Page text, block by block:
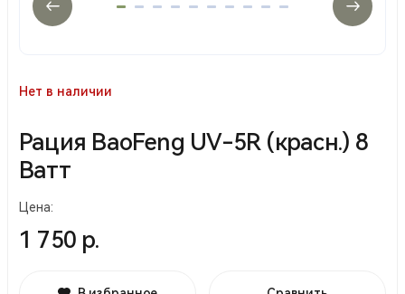
Нет в наличии
Рация BaoFeng UV-5R (красн.) 8
Ватт
Цена:
1 750 р.